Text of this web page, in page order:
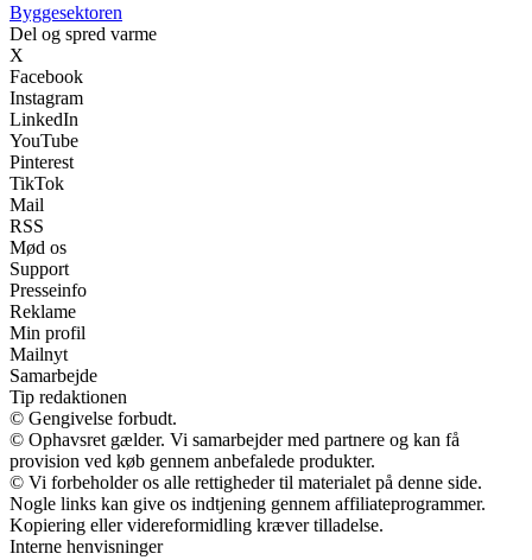
Byggesektoren
Del og spred varme
X
Facebook
Instagram
LinkedIn
YouTube
Pinterest
TikTok
Mail
RSS
Mød os
Support
Presseinfo
Reklame
Min profil
Mailnyt
Samarbejde
Tip redaktionen
© Gengivelse forbudt.
© Ophavsret gælder. Vi samarbejder med partnere og kan få
provision ved køb gennem anbefalede produkter.
© Vi forbeholder os alle rettigheder til materialet på denne side.
Nogle links kan give os indtjening gennem affiliateprogrammer.
Kopiering eller videreformidling kræver tilladelse.
Interne henvisninger